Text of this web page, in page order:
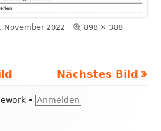
November 2022 Volle
898 × 388
Nächstes Bild
• Anmelden